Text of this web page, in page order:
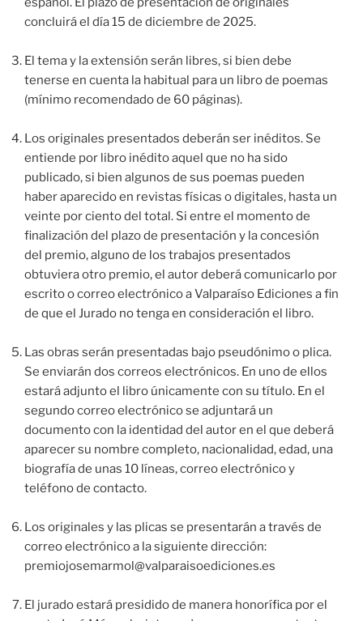
concluirá el día 15 de diciembre de 2025.
El tema y la extensión serán libres, si bien debe
tenerse en cuenta la habitual para un libro de poemas
(mínimo recomendado de 60 páginas).
Los originales presentados deberán ser inéditos. Se
entiende por libro inédito aquel que no ha sido
publicado, si bien algunos de sus poemas pueden
haber aparecido en revistas físicas o digitales, hasta un
veinte por ciento del total. Si entre el momento de
finalización del plazo de presentación y la concesión
del premio, alguno de los trabajos presentados
obtuviera otro premio, el autor deberá comunicarlo por
escrito o correo electrónico a Valparaíso Ediciones a fin
de que el Jurado no tenga en consideración el libro.
Las obras serán presentadas bajo pseudónimo o plica.
Se enviarán dos correos electrónicos. En uno de ellos
estará adjunto el libro únicamente con su título. En el
segundo correo electrónico se adjuntará un
documento con la identidad del autor en el que deberá
aparecer su nombre completo, nacionalidad, edad, una
biografía de unas 10 líneas, correo electrónico y
teléfono de contacto.
Los originales y las plicas se presentarán a través de
correo electrónico a la siguiente dirección:
premiojosemarmol@valparaisoediciones.es
El jurado estará presidido de manera honorífica por el